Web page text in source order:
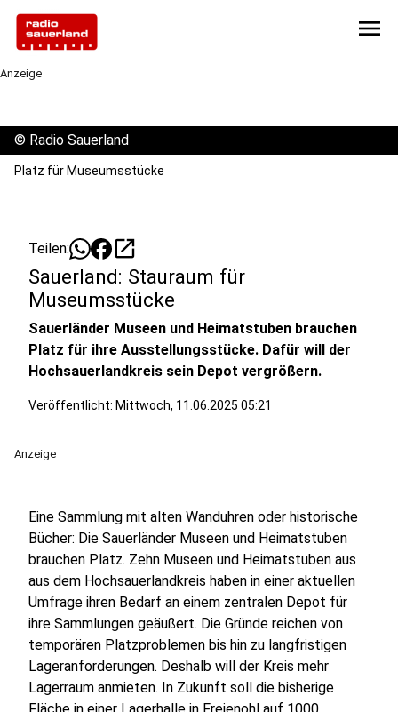
menu
Anzeige
© Radio Sauerland
Platz für Museumsstücke
Teilen: open_in_new
Sauerland: Stauraum für
Museumsstücke
Sauerländer Museen und Heimatstuben brauchen
Platz für ihre Ausstellungsstücke. Dafür will der
Hochsauerlandkreis sein Depot vergrößern.
Veröffentlicht: Mittwoch, 11.06.2025 05:21
Anzeige
Eine Sammlung mit alten Wanduhren oder historische
Bücher: Die Sauerländer Museen und Heimatstuben
brauchen Platz. Zehn Museen und Heimatstuben aus
aus dem Hochsauerlandkreis haben in einer aktuellen
Umfrage ihren Bedarf an einem zentralen Depot für
ihre Sammlungen geäußert. Die Gründe reichen von
temporären Platzproblemen bis hin zu langfristigen
Lageranforderungen. Deshalb will der Kreis mehr
Lagerraum anmieten. In Zukunft soll die bisherige